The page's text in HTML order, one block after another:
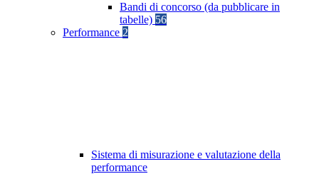
Bandi di concorso (da pubblicare in
tabelle) 56
Performance 2
Sistema di misurazione e valutazione della
performance